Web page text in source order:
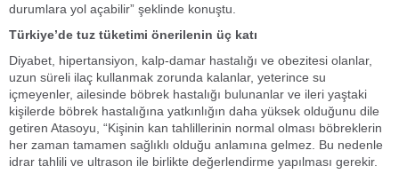
durumlara yol açabilir” şeklinde konuştu.
Türkiye’de tuz tüketimi önerilenin üç katı
Diyabet, hipertansiyon, kalp-damar hastalığı ve obezitesi olanlar,
uzun süreli ilaç kullanmak zorunda kalanlar, yeterince su
içmeyenler, ailesinde böbrek hastalığı bulunanlar ve ileri yaştaki
kişilerde böbrek hastalığına yatkınlığın daha yüksek olduğunu dile
getiren Atasoyu, “Kişinin kan tahlillerinin normal olması böbreklerin
her zaman tamamen sağlıklı olduğu anlamına gelmez. Bu nedenle
idrar tahlili ve ultrason ile birlikte değerlendirme yapılması gerekir.